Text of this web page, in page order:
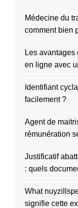
Médecine du
comment bien
Les avantages
en ligne avec
Identifiant
facilement ?
Agent de
rémunération
Justificatif
: quels
What
signifie cette